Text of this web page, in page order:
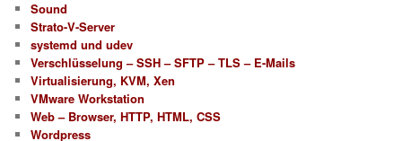
Sound
Strato-V-Server
systemd und udev
Verschlüsselung – SSH – SFTP – TLS – E-Mails
Virtualisierung, KVM, Xen
VMware Workstation
Web – Browser, HTTP, HTML, CSS
Wordpress